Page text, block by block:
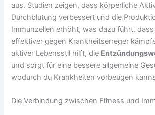
aus. Studien zeigen, dass körperliche
Durchblutung verbessert und die
Immunzellen erhöht, was dazu führt,
effektiver gegen Krankheitserreger
aktiver Lebensstil hilft, die
und sorgt für eine bessere allgemeine
wodurch du Krankheiten vorbeugen
Die Verbindung zwischen Fitness und